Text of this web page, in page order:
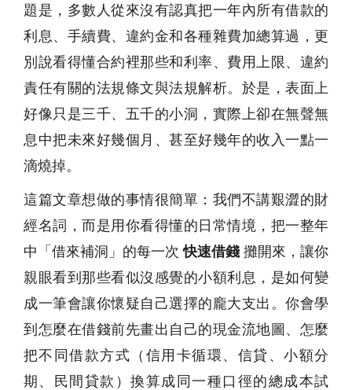
題是，多數人從來沒有認真把一年內所有借款的
利息、手續費、違約金和各種雜費加總算過，更
別說看得懂合約裡那些和利率、費用上限、違約
責任有關的法規條文與法規解析。於是，表面上
好像只是三千、五千的小洞，實際上卻在無聲無
息中把未來好幾個月、甚至好幾年的收入一點一
滴燒掉。
這篇文章想做的事情很簡單：我們不講艱澀的財
經名詞，而是用你看得懂的日常情境，把一整年
中「借來補洞」的每一次快速借錢 攤開來，讓你
親眼看到那些看似沒感覺的小額利息，是如何變
成一筆會讓你懷疑自己選擇的龐大支出。你會學
到怎麼在借錢前先畫出自己的現金流地圖、怎麼
把不同借款方式（信用卡循環、信貸、小額分
期、民間貸款）換算成同一種口徑的總成本試